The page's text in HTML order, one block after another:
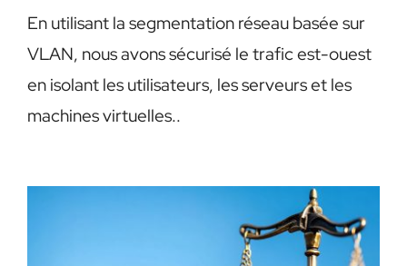
En utilisant la segmentation réseau basée sur
VLAN, nous avons sécurisé le trafic est-ouest
en isolant les utilisateurs, les serveurs et les
machines virtuelles..